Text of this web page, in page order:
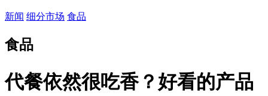
新闻 细分市场 食品
食品
代餐依然很吃香？好看的产品